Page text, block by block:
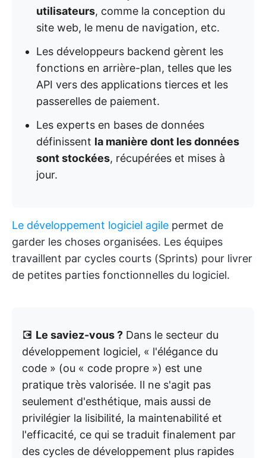
utilisateurs, comme la conception du
site web, le menu de navigation, etc.
Les développeurs backend gèrent les
fonctions en arrière-plan, telles que les
API vers des applications tierces et les
passerelles de paiement.
Les experts en bases de données
définissent la manière dont les données
sont stockées, récupérées et mises à
jour.
Le développement logiciel agile permet de
garder les choses organisées. Les équipes
travaillent par cycles courts (Sprints) pour livrer
de petites parties fonctionnelles du logiciel.
💽 Le saviez-vous ? Dans le secteur du
développement logiciel, « l'élégance du
code » (ou « code propre ») est une
pratique très valorisée. Il ne s'agit pas
seulement d'esthétique, mais aussi de
privilégier la lisibilité, la maintenabilité et
l'efficacité, ce qui se traduit finalement par
des cycles de développement plus rapides